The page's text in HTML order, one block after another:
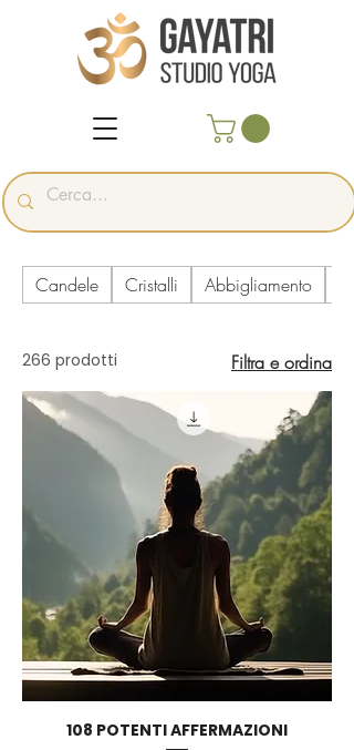
Candele Cristalli Abbigliamento
266 prodotti Filtra e ordina
108 POTENTI AFFERMAZIONI